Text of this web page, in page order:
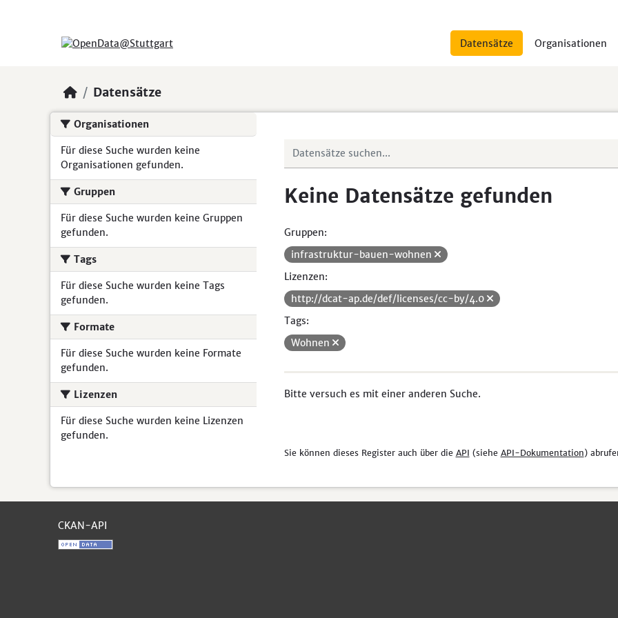
Datensätze Organisationen
Datensätze
Organisationen
Für diese Suche wurden keine
Organisationen gefunden.
Gruppen
Für diese Suche wurden keine Gruppen
gefunden.
Tags
Für diese Suche wurden keine Tags
gefunden.
Formate
Für diese Suche wurden keine Formate
gefunden.
Lizenzen
Für diese Suche wurden keine Lizenzen
gefunden.
Keine Datensätze gefunden
Gruppen:
infrastruktur-bauen-wohnen
Lizenzen:
http://dcat-ap.de/def/licenses/cc-by/4.0
Tags:
Wohnen
Bitte versuch es mit einer anderen Suche.
Sie können dieses Register auch über die API (siehe API-Dokumentation)
CKAN-API